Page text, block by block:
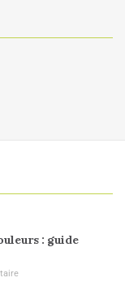
: guide